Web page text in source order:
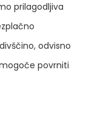
prilagodljiva
odvisno
povrniti